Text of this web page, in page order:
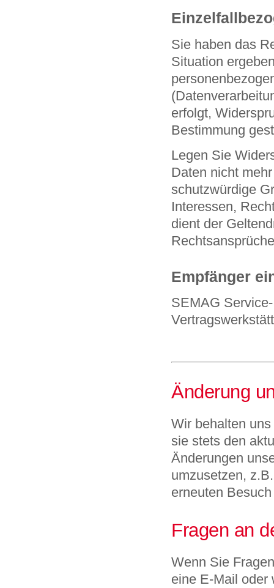
Sie haben das
Situation
erfolgt,
Bestimmung
Legen Sie
Daten nicht
schutzwürdige
Interessen,
dient der
Empfänger
SEMAG
Änderung
Wir behalten
sie stets den
Änderungen
umzusetzen,
erneuten
Fragen an
Wenn Sie
eine E-Mail oder